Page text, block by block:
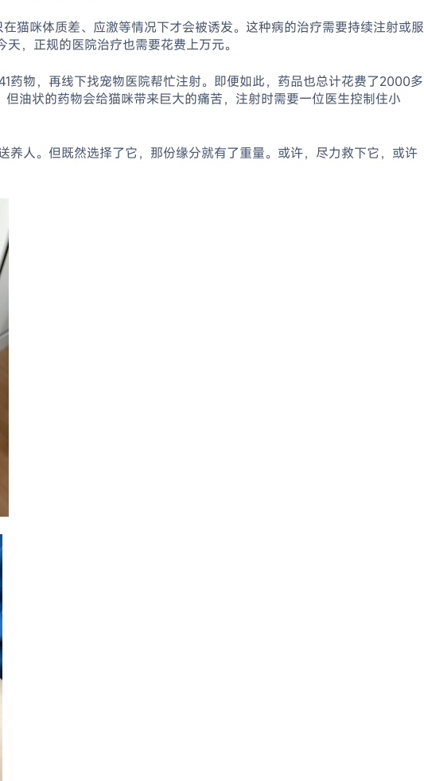
猫咪体质差、应激等情况下才会被诱发。这种病的治疗需要持续注射或服
，正规的医院治疗也需要花费上万元。
物，再线下找宠物医院帮忙注射。即便如此，药品也总计花费了2000多
油状的药物会给猫咪带来巨大的痛苦，注射时需要一位医生控制住小
人。但既然选择了它，那份缘分就有了重量。或许，尽力救下它，或许